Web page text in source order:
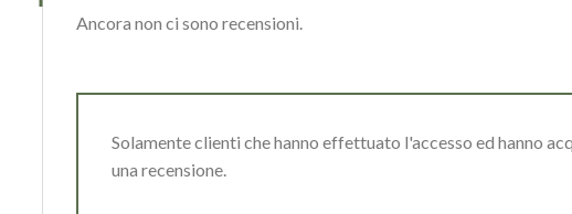
Ancora non ci sono recensioni.
Solamente clienti che hanno effettuato l'accesso ed hanno
una recensione.